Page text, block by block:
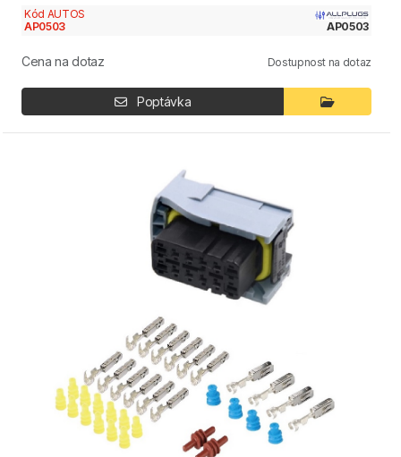
Kód AUTOS
AP0503
AP0503
Cena na dotaz Dostupnost na dotaz
Poptávka